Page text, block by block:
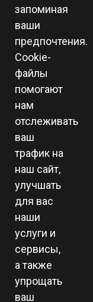
запоминая
ваши
предпочтения.
Сookie-
файлы
помогают
нам
отслеживать
ваш
трафик на
наш сайт,
улучшать
для вас
наши
услуги и
сервисы,
а также
упрощать
ваш